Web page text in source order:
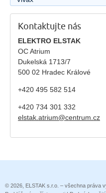
Kontaktujte nás
ELEKTRO ELSTAK
OC Atrium
Dukelská 1713/7
500 02 Hradec Králové
+420 495 582 514
+420 734 301 332
elstak.atrium@centrum.cz
© 2026, ELSTAK s.r.o. – všechna práva